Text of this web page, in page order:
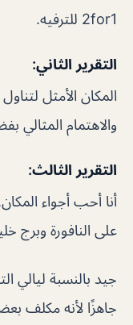
2for1 للترفيه.
التقرير الثاني:
المكان الأمثل
والاهتمام المثالي
التقرير الثالث:
أنا أحب أجواء
على النافورة وبرج
جيد بالنسبة ليالي
جاهزًا لأنه مكلف